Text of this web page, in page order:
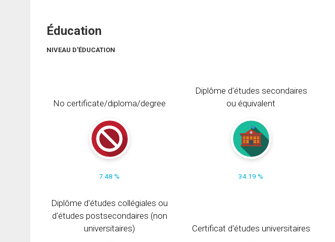
Éducation
NIVEAU D'ÉDUCATION
No certificate/diploma/degree
7.48 %
Diplôme d'études secondaires
ou équivalent
34.19 %
Diplôme d'études collégiales ou
d'études postsecondaires (non
universitaires)
Certificat d'études universitaires